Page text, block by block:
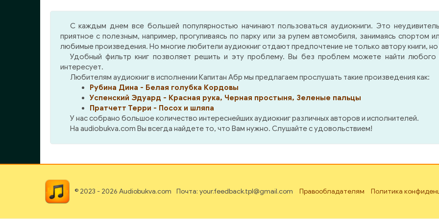
культуры переносится в мир
плохой фентази книга
отличается тем, что авторы
выстроили свою структуру
мироздания вполне
продуманно, и в общем ряду
с другими волшебными
мирами ( Скажем, как пример,
имя Короля- Оберон(!)- и
хоть это не Оберон из «Книги
Просперо» но нет-нет да и
унавоживать, а девочка-
своей воле)
отправляется Коэн-
его Серебряная орда
события
описанным в
необходимое для
начали
героические,
узнаваемые
С каждым днем все большей популярностью начинают пользоваться аудиокниги. Это
приятное с полезным, например, прогуливаясь по парку или за рулем автомобиля, занимаясь
любимые произведения. Но многие любители аудиокниг отдают предпочтение не только автору книги,
Удобный фильтр книг позволяет решить и эту проблему. Вы без проблем можете найти любого
интересует.
Любителям аудиокниг в исполнении Капитан Абр мы предлагаем прослушать такие произведения как:
Рубина Дина - Белая голубка Кордовы
Успенский Эдуард - Красная рука, Черная простыня, Зеленые пальцы
Пратчетт Терри - Посох и шляпа
У нас собрано большое количество интереснейших аудиокниг различных авторов и исполнителей.
На audiobukva.com Вы всегда найдете то, что Вам нужно. Слушайте с удовольствием!
© 2023 - 2026 Audiobukva.com Почта: your.feedback.tpl@gmail.com Правообладателям Политика